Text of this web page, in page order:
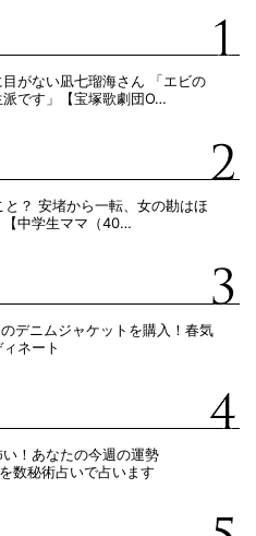
がない凪七瑠海さん 「エビの
です」【宝塚歌劇団O…
と？ 安堵から一転、女の勘はほ
【中学生ママ（40…
デニムジャケットを購入！春気
ネート
！あなたの今週の運勢
数秘術占いで占います